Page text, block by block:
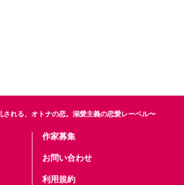
される、オトナの恋。溺愛主義の恋愛レーベル〜
作家募集
お問い合わせ
利用規約